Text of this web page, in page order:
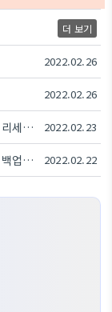
더 보기
2022.02.26
2022.02.26
삼성 갤럭시 S22 사전구매 혜택 신청하는 방법과 리세마라 이슈 2022.02.23
갤럭시 S22 기기 변경시 스마트 스위치로 데이터 백업하기 2022.02.22